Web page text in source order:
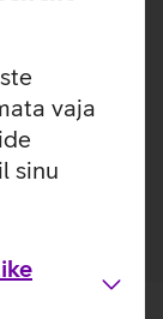
vaja
sinu
ja
kaitstes
kaitset
kaetud ka
tekkimist